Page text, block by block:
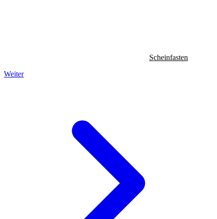
Scheinfasten
Weiter